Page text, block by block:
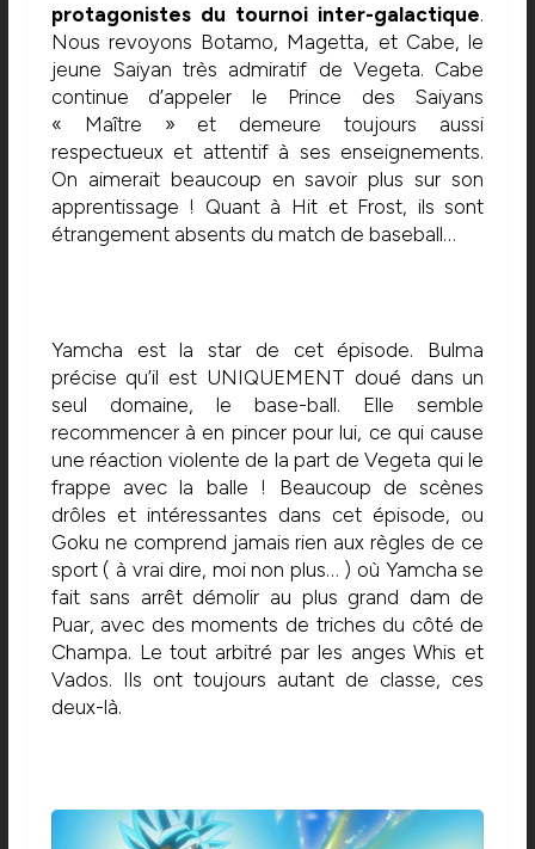
protagonistes du tournoi inter-galactique.
Nous revoyons Botamo, Magetta, et Cabe, le
jeune Saiyan très admiratif de Vegeta. Cabe
continue d’appeler le Prince des Saiyans
« Maître » et demeure toujours aussi
respectueux et attentif à ses enseignements.
On aimerait beaucoup en savoir plus sur son
apprentissage ! Quant à Hit et Frost, ils sont
étrangement absents du match de baseball…
Yamcha est la star de cet épisode. Bulma
précise qu’il est UNIQUEMENT doué dans un
seul domaine, le base-ball. Elle semble
recommencer à en pincer pour lui, ce qui cause
une réaction violente de la part de Vegeta qui le
frappe avec la balle ! Beaucoup de scènes
drôles et intéressantes dans cet épisode, ou
Goku ne comprend jamais rien aux règles de ce
sport ( à vrai dire, moi non plus… ) où Yamcha se
fait sans arrêt démolir au plus grand dam de
Puar, avec des moments de triches du côté de
Champa. Le tout arbitré par les anges Whis et
Vados. Ils ont toujours autant de classe, ces
deux-là.